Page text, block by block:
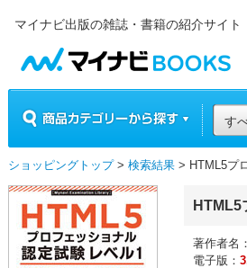
マイナビ出版の雑誌・書籍の紹介サイト
す
ショッピングトップ> 検索結果 > HTML5プ
HTML5
著作者名：
電子版：